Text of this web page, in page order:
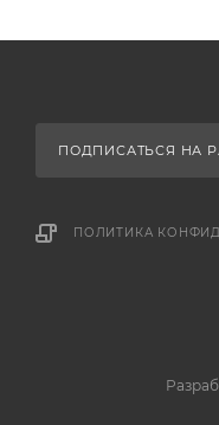
ПОДПИСАТЬСЯ НА
ПОЛИТИКА